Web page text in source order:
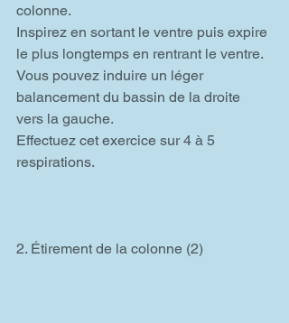
colonne.
Inspirez en sortant le ventre puis expire
le plus longtemps en rentrant le ventre.
Vous pouvez induire un léger
balancement du bassin de la droite
vers la gauche.
Effectuez cet exercice sur 4 à 5
respirations.
2. Étirement de la colonne (2)